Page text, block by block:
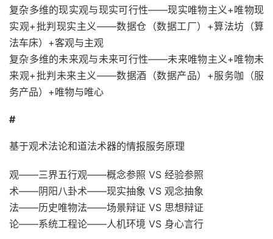
复杂多维的现实观与现实可行性——现实唯物主义+唯物现
实观+批判现实主义——数据仓（数据工厂）+算法坊（算
法车床）+客观与主观
复杂多维的未来观与未来可行性——未来唯物主义+唯物未
来观+批判未来主义——数据酒（数据产品）+服务咖（服
务产品）+唯物与唯心
#
基于观术法论和道法术器的情报服务原理
观——三界五行观——概念参照 VS 经验参照
术——阴阳八卦术——现实抽象 VS 观念抽象
法——历史唯物法——场景辩证 VS 思想辩证
论——系统工程论——人机环境 VS 身心言行